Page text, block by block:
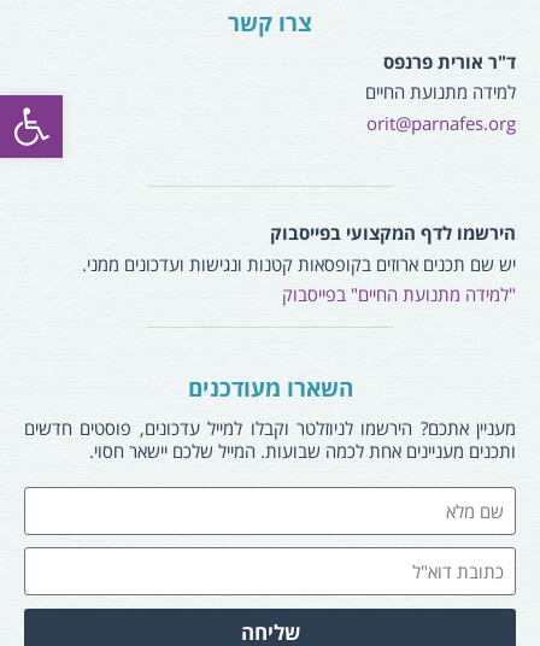
פתח
צרו קשר
ד"ר אורית פרנפס
למידה מתנועת החיים
orit@parnafes.org
הירשמו לדף המקצועי בפייסבוק
יש שם תכנים ארוזים בקופסאות קטנות ונגישות ועדכונים ממני.
"למידה מתנועת החיים" בפייסבוק
השארו מעודכנים
מעניין אתכם? הירשמו לניוזלטר וקבלו למייל עדכונים, פוסטים חדשים
ותכנים מעניינים אחת לכמה שבועות. המייל שלכם יישאר חסוי.
שליחה